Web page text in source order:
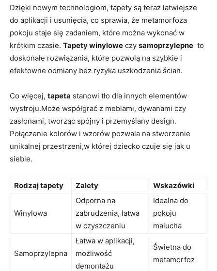
Dzięki⁤ nowym technologiom, tapety są⁤ teraz łatwiejsze
do aplikacji i usunięcia, co sprawia, że⁤ metamorfoza
pokoju ⁣staje się zadaniem,⁢ które można wykonać w
krótkim czasie. Tapety winylowe czy samoprzylepne ​ to
doskonałe rozwiązania, które​ pozwolą na szybkie i
efektowne odmiany bez ​ryzyka uszkodzenia ⁢ścian.
Co więcej,⁤ tapeta stanowi tło dla ⁣innych ‍elementów
wystroju.Może​ współgrać ‍z meblami, ‌dywanami czy
‍zasłonami, tworząc spójny i ⁤przemyślany ‍design.
Połączenie kolorów i wzorów⁣ pozwala na stworzenie
unikalnej przestrzeni,w ‌której dziecko czuje ‍się jak u
siebie.
Rodzaj ⁢tapety Zalety Wskazówki
Winylowa
Odporna‌ na
‌zabrudzenia, ⁢łatwa‌
w czyszczeniu
Idealna do
pokoju
malucha
Samoprzylepna
Łatwa ‌w aplikacji,
możliwość
demontażu
Świetna do
metamorfoz